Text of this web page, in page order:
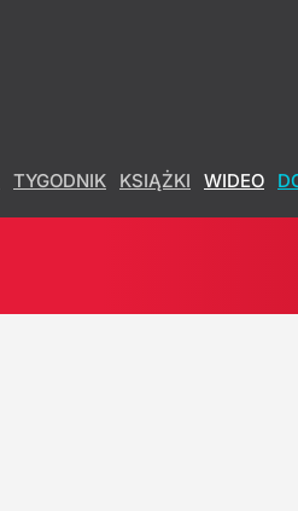
TYGODNIK KSIĄŻKI WIDEO